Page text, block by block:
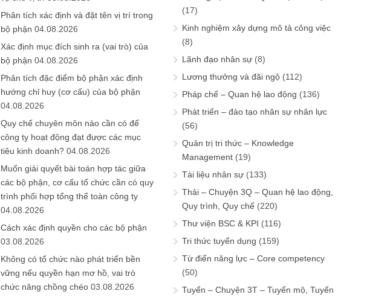
Phân tích xác định và đặt tên vị trí trong
bộ phận 04.08.2026
Xác định mục đích sinh ra (vai trò) của
bộ phận 04.08.2026
Phân tích đặc điểm bộ phận xác định
hướng chỉ huy (cơ cấu) của bộ phận
04.08.2026
Quy chế chuyên môn nào cần có để
công ty hoạt động đạt được các mục
tiêu kinh doanh? 04.08.2026
Muốn giải quyết bài toán hợp tác giữa
các bộ phận, cơ cấu tổ chức cần có quy
trình phối hợp tổng thể toàn công ty
04.08.2026
Cách xác định quyền cho các bộ phận
03.08.2026
Không có tổ chức nào phát triển bền
vững nếu quyền hạn mơ hồ, vai trò
chức năng chồng chéo 03.08.2026
(17)
Kinh nghiệm xây dựng mô tả công việc
(8)
Lãnh đạo nhân sự (8)
Lương thưởng và đãi ngộ (112)
Pháp chế – Quan hệ lao động (136)
Phát triển – đào tạo nhân sự nhân lực
(56)
Quản trị tri thức – Knowledge
Management (19)
Tài liệu nhân sự (133)
Thải – Chuyện 3Q – Quan hệ lao động,
Quy trình, Quy chế (220)
Thư viện BSC & KPI (116)
Tri thức tuyển dụng (159)
Từ điển năng lực – Core competency
(50)
Tuyển – Chuyện 3T – Tuyển mộ, Tuyển